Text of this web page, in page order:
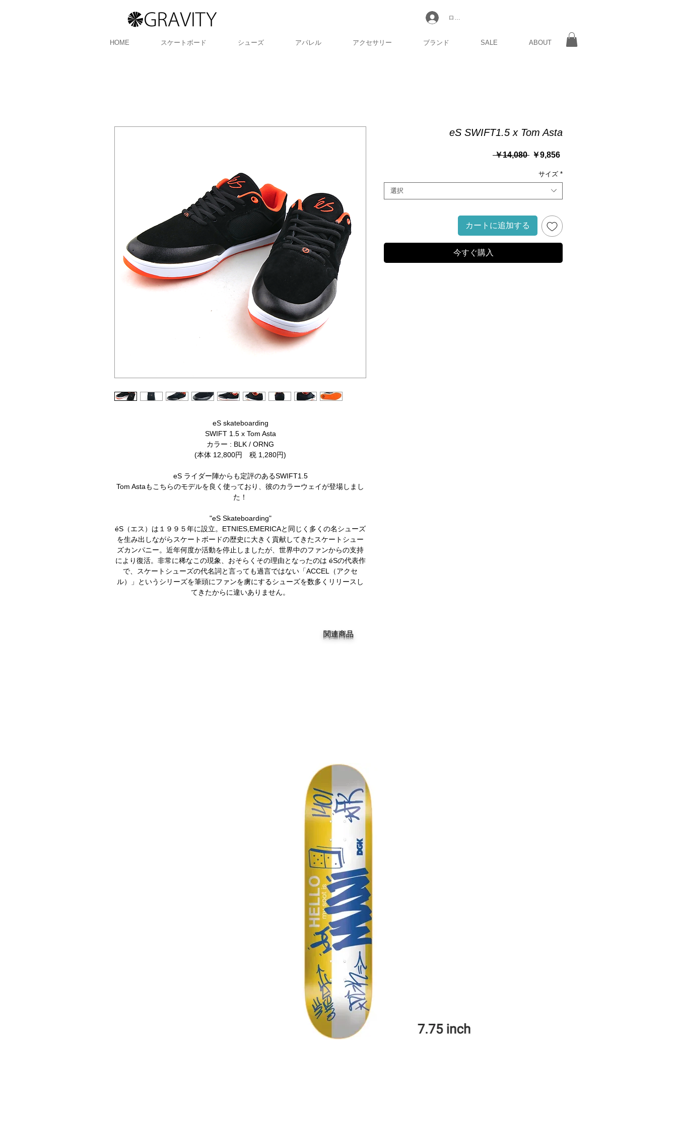
HOME スケートボード シューズ アパレル アクセサリー ブランド SALE ABOUT
ログイン
eS skateboarding
SWIFT 1.5 x Tom Asta
カラー : BLK / ORNG
(本体 12,800円 税 1,280円)
eS ライダー陣からも定評のあるSWIFT1.5
Tom Astaもこちらのモデルを良く使っており、彼のカラーウェイが登場しまし
た！
"eS Skateboarding"
éS（エス）は１９９５年に設立。ETNIES,EMERICAと同じく多くの名シューズ
を生み出しながらスケートボードの歴史に大きく貢献してきたスケートシュー
ズカンパニー。近年何度か活動を停止しましたが、世界中のファンからの支持
により復活。非常に稀なこの現象、おそらくその理由となったのは éSの代表作
で、スケートシューズの代名詞と言っても過言ではない「ACCEL（アクセ
ル）」というシリーズを筆頭にファンを虜にするシューズを数多くリリースし
てきたからに違いありません。
eS SWIFT1.5 x Tom Asta
￥14,080 通
格
￥9,856セ
ル
価
サイズ *
選択
カートに追加する
今すぐ購入
関連商品